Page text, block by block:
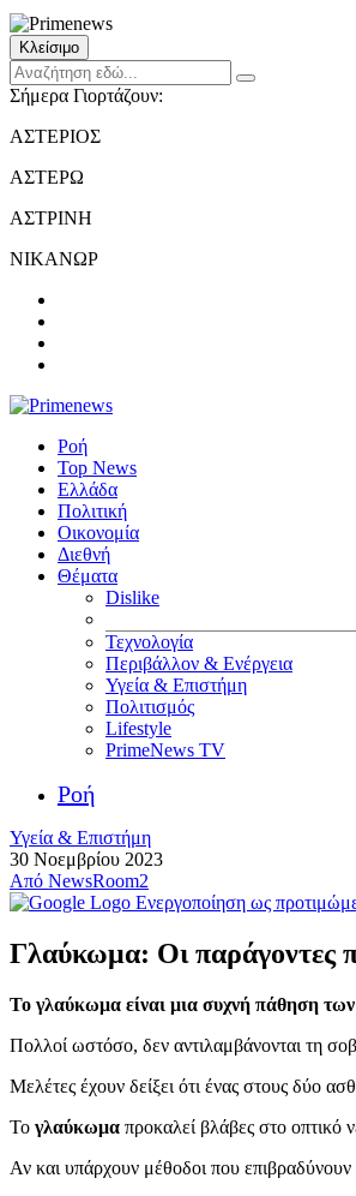
Κλείσιμο
Σήμερα Γιορτάζουν:
ΑΣΤΕΡΙΟΣ
ΑΣΤΕΡΩ
ΑΣΤΡΙΝΗ
ΝΙΚΑΝΩΡ
Ροή
Top News
Ελλάδα
Πολιτική
Οικονομία
Διεθνή
Θέματα
Dislike
Τεχνολογία
Περιβάλλον & Ενέργεια
Υγεία & Επιστήμη
Πολιτισμός
Lifestyle
PrimeNews TV
Ροή
Υγεία & Επιστήμη
30 Νοεμβρίου 2023
Από NewsRoom2
Ενεργοποίηση ως
Γλαύκωμα: Οι παράγοντες
Το γλαύκωμα είναι μια συχνή πάθηση των
Πολλοί ωστόσο, δεν αντιλαμβάνονται τη
Μελέτες έχουν δείξει ότι ένας στους δύο
Το γλαύκωμα προκαλεί βλάβες στο οπτικό
Αν και υπάρχουν μέθοδοι που